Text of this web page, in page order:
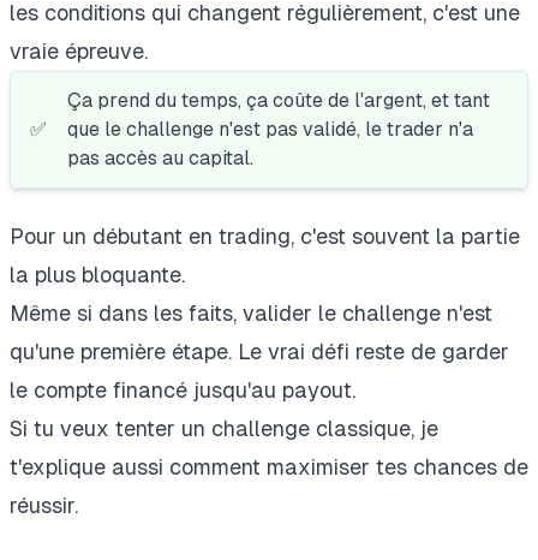
les conditions qui changent régulièrement, c'est une
vraie épreuve.
✅
Ça prend du temps, ça coûte de l'argent, et tant
que le challenge n'est pas validé, le trader n'a
pas accès au capital.
Pour un débutant en trading, c'est souvent la partie
la plus bloquante.
Même si dans les faits, valider le challenge n'est
qu'une première étape. Le vrai défi reste de garder
le compte financé jusqu'au payout.
Si tu veux tenter un challenge classique, je
t'explique aussi comment maximiser tes chances de
réussir.